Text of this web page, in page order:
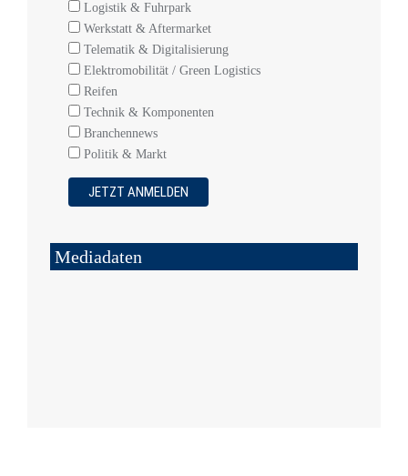
Logistik & Fuhrpark
Werkstatt & Aftermarket
Telematik & Digitalisierung
Elektromobilität / Green Logistics
Reifen
Technik & Komponenten
Branchennews
Politik & Markt
Mediadaten